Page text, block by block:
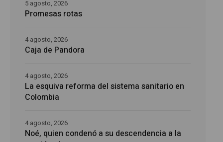
Promesas rotas
5 agosto, 2026
Caja de Pandora
4 agosto, 2026
La esquiva reforma del sistema sanitario en
Colombia
4 agosto, 2026
Noé, quien condenó a su descendencia a la
4 agosto, 2026